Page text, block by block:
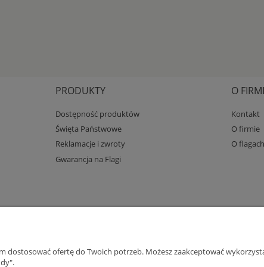
PRODUKTY
Dostępność produktów
Święta Państwowe
Reklamacje i zwroty
Gwarancja na Flagi
O
Kontakt
O firmie
O flagach
ofertę do Twoich potrzeb. Możesz zaakceptować